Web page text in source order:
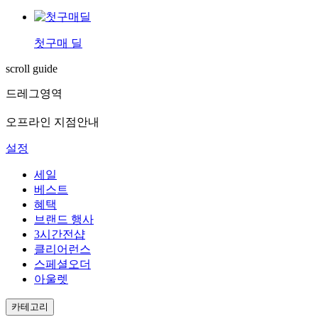
첫구매 딜
scroll guide
드레그영역
오프라인 지점안내
설정
세일
베스트
혜택
브랜드 행사
3시간전샵
클리어런스
스페셜오더
아울렛
카테고리